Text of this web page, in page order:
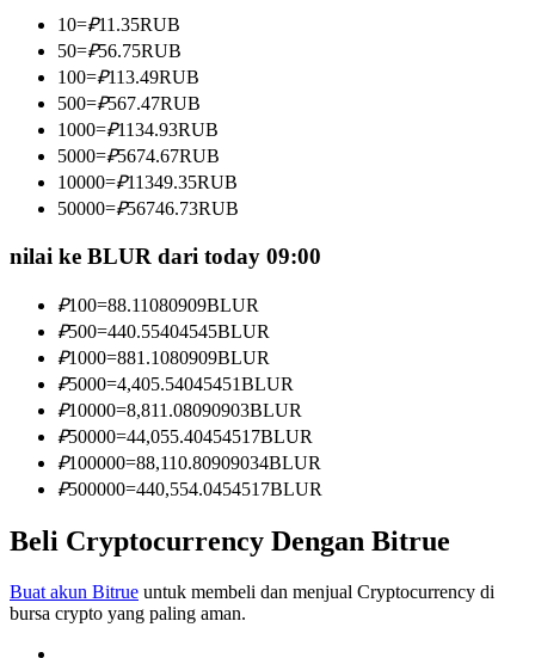
Menjadi Pedagang Salinan
Nikmati pembagian keuntungan dan komisi copy trading
Informasi
Analisis data besar termasuk info perdagangan, dll.
Memandu
10=₽11.35RUB
50=₽56.75RUB
100=₽113.49RUB
500=₽567.47RUB
1000=₽1134.93RUB
5000=₽5674.67RUB
10000=₽11349.35RUB
50000=₽56746.73RUB
nilai ke BLUR dari today 09:00
₽100=88.11080909BLUR
₽500=440.55404545BLUR
₽1000=881.1080909BLUR
₽5000=4,405.54045451BLUR
₽10000=8,811.08090903BLUR
₽50000=44,055.40454517BLUR
₽100000=88,110.80909034BLUR
₽500000=440,554.0454517BLUR
Beli Cryptocurrency Dengan Bitrue
Buat akun Bitrue untuk membeli dan menjual Cryptocurrency di
bursa crypto yang paling aman.